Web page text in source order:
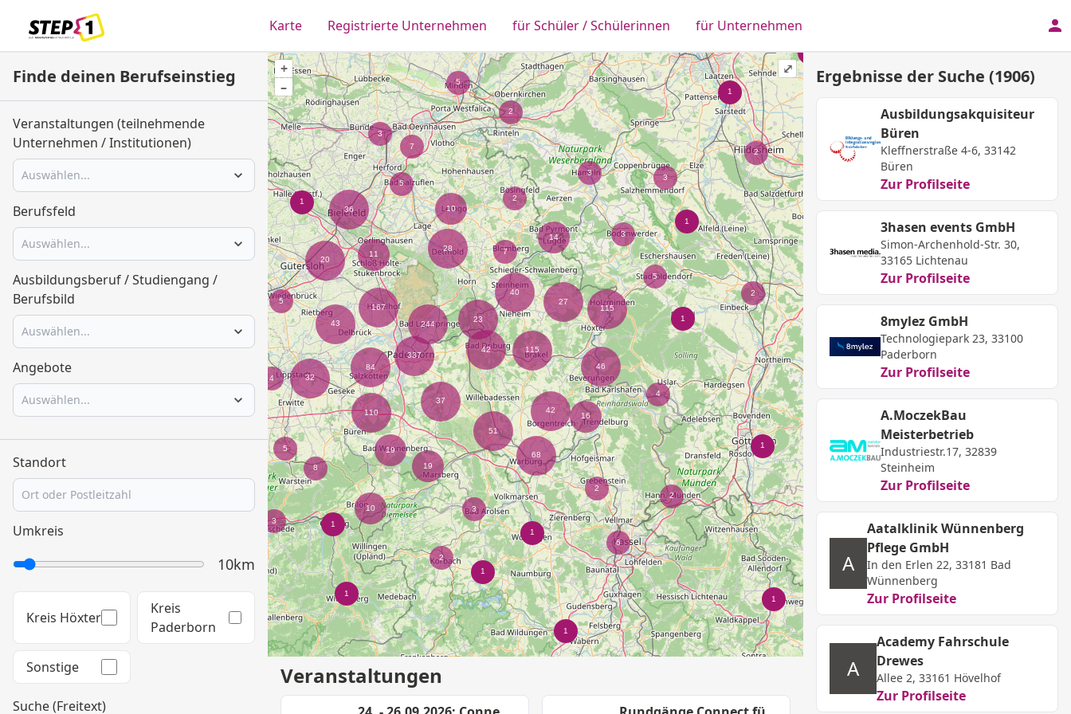
Karte Registrierte Unternehmen für Schüler / Schülerinnen für Unternehmen
Finde deinen Berufseinstieg
Veranstaltungen (teilnehmende
Unternehmen / Institutionen)
Auswählen...
Berufsfeld
Auswählen...
Ausbildungsberuf / Studiengang /
Berufsbild
Auswählen...
Angebote
Auswählen...
Standort
Umkreis
10km
Kreis Höxter
Kreis
Paderborn
Sonstige
Suche (Freitext)
+
–
⤢
Veranstaltungen
Ergebnisse der Suche (1906)
Ausbildungsakquisiteur
Büren
Kleffnerstraße 4-6, 33142
Büren
Zur Profilseite
3hasen events GmbH
Simon-Archenhold-Str. 30,
33165 Lichtenau
Zur Profilseite
8mylez GmbH
Technologiepark 23, 33100
Paderborn
Zur Profilseite
A.MoczekBau
Meisterbetrieb
Industriestr.17, 32839
Steinheim
Zur Profilseite
A
Aatalklinik Wünnenberg
Pflege GmbH
In den Erlen 22, 33181 Bad
Wünnenberg
Zur Profilseite
A
Academy Fahrschule
Drewes
Allee 2, 33161 Hövelhof
Zur Profilseite